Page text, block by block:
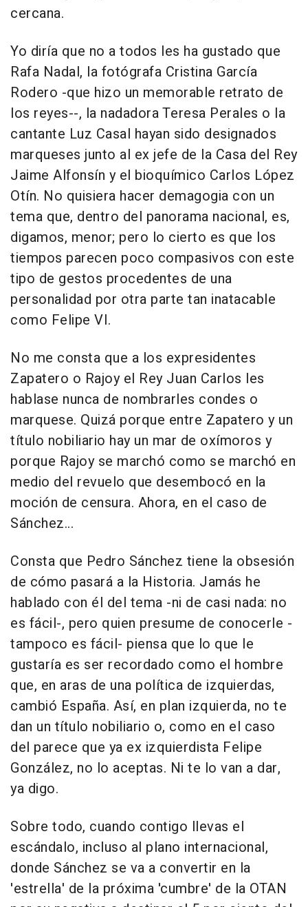
cercana.
Yo diría que no a todos les ha gustado que
Rafa Nadal, la fotógrafa Cristina García
Rodero -que hizo un memorable retrato de
los reyes--, la nadadora Teresa Perales o la
cantante Luz Casal hayan sido designados
marqueses junto al ex jefe de la Casa del Rey
Jaime Alfonsín y el bioquímico Carlos López
Otín. No quisiera hacer demagogia con un
tema que, dentro del panorama nacional, es,
digamos, menor; pero lo cierto es que los
tiempos parecen poco compasivos con este
tipo de gestos procedentes de una
personalidad por otra parte tan inatacable
como Felipe VI.
No me consta que a los expresidentes
Zapatero o Rajoy el Rey Juan Carlos les
hablase nunca de nombrarles condes o
marquese. Quizá porque entre Zapatero y un
título nobiliario hay un mar de oxímoros y
porque Rajoy se marchó como se marchó en
medio del revuelo que desembocó en la
moción de censura. Ahora, en el caso de
Sánchez...
Consta que Pedro Sánchez tiene la obsesión
de cómo pasará a la Historia. Jamás he
hablado con él del tema -ni de casi nada: no
es fácil-, pero quien presume de conocerle -
tampoco es fácil- piensa que lo que le
gustaría es ser recordado como el hombre
que, en aras de una política de izquierdas,
cambió España. Así, en plan izquierda, no te
dan un título nobiliario o, como en el caso
del parece que ya ex izquierdista Felipe
González, no lo aceptas. Ni te lo van a dar,
ya digo.
Sobre todo, cuando contigo llevas el
escándalo, incluso al plano internacional,
donde Sánchez se va a convertir en la
'estrella' de la próxima 'cumbre' de la OTAN